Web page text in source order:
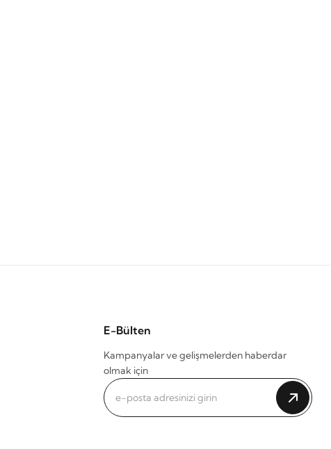
E-Bülten
Kampanyalar ve gelişmelerden haberdar
olmak için